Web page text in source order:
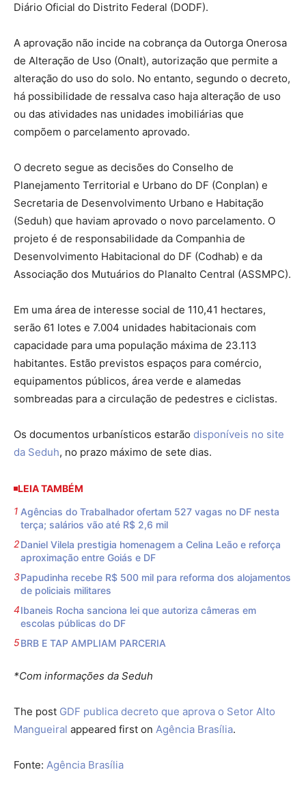
Diário Oficial do Distrito Federal (DODF).
A aprovação não incide na cobrança da Outorga Onerosa
de Alteração de Uso (Onalt), autorização que permite a
alteração do uso do solo. No entanto, segundo o decreto,
há possibilidade de ressalva caso haja alteração de uso
ou das atividades nas unidades imobiliárias que
compõem o parcelamento aprovado.
O decreto segue as decisões do Conselho de
Planejamento Territorial e Urbano do DF (Conplan) e
Secretaria de Desenvolvimento Urbano e Habitação
(Seduh) que haviam aprovado o novo parcelamento. O
projeto é de responsabilidade da Companhia de
Desenvolvimento Habitacional do DF (Codhab) e da
Associação dos Mutuários do Planalto Central (ASSMPC).
Em uma área de interesse social de 110,41 hectares,
serão 61 lotes e 7.004 unidades habitacionais com
capacidade para uma população máxima de 23.113
habitantes. Estão previstos espaços para comércio,
equipamentos públicos, área verde e alamedas
sombreadas para a circulação de pedestres e ciclistas.
Os documentos urbanísticos estarão disponíveis no site
da Seduh, no prazo máximo de sete dias.
LEIA TAMBÉM
Agências do Trabalhador ofertam 527 vagas no DF nesta
terça; salários vão até R$ 2,6 mil
Daniel Vilela prestigia homenagem a Celina Leão e reforça
aproximação entre Goiás e DF
Papudinha recebe R$ 500 mil para reforma dos alojamentos
de policiais militares
Ibaneis Rocha sanciona lei que autoriza câmeras em
escolas públicas do DF
BRB E TAP AMPLIAM PARCERIA
*Com informações da Seduh
The post GDF publica decreto que aprova o Setor Alto
Mangueiral appeared first on Agência Brasília.
Fonte: Agência Brasília